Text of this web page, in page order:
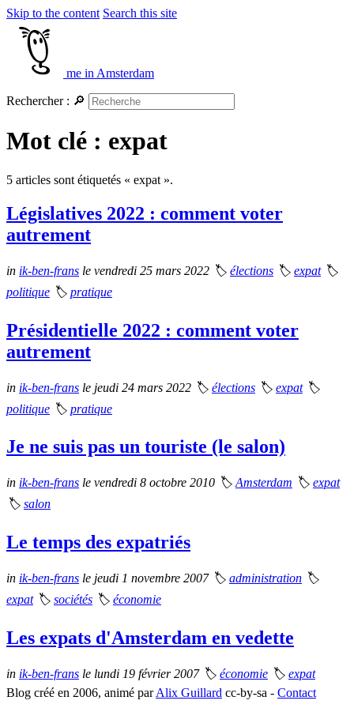
Skip to the content Search this site
me in Amsterdam
Rechercher : 🔎
Mot clé : expat
5 articles sont étiquetés « expat ».
Législatives 2022 : comment voter
autrement
in ik-ben-frans le vendredi 25 mars 2022 🏷 élections 🏷 expat 🏷
politique 🏷 pratique
Présidentielle 2022 : comment voter
autrement
in ik-ben-frans le jeudi 24 mars 2022 🏷 élections 🏷 expat 🏷
politique 🏷 pratique
Je ne suis pas un touriste (le salon)
in ik-ben-frans le vendredi 8 octobre 2010 🏷 Amsterdam 🏷 expat
🏷 salon
Le temps des expatriés
in ik-ben-frans le jeudi 1 novembre 2007 🏷 administration 🏷
expat 🏷 sociétés 🏷 économie
Les expats d'Amsterdam en vedette
in ik-ben-frans le lundi 19 février 2007 🏷 économie 🏷 expat
Blog créé en 2006, animé parAlix Guillard cc-by-sa - Contact